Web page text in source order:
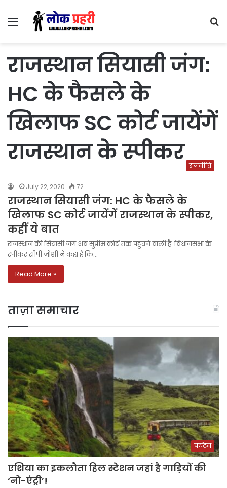
Menu
राजस्थान सियासी जंग:
HC के फैसले के
खिलाफ SC कोर्ट जायेंगें
राजस्थान के स्पीकर राजनीति
July 22, 2020 72
राजस्थान सियासी जंग: HC के फैसले के
खिलाफ SC कोर्ट जायेंगें राजस्थान के स्पीकर,
कहीं ये बात
राजस्थान की सियासी जंग अब सुप्रीम कोर्ट तक पहुंचने वाली है. विधानसभा के
स्पीकर सीपी जोशी ने कहा है कि…
Read More »
ताज़ा समाचार
पर्यटन
एशिया का इकलौता हिल स्टेशन जहां है गाड़ियों की
‘नो-एंट्री’!